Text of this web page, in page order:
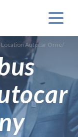
Location Autocar Orne/